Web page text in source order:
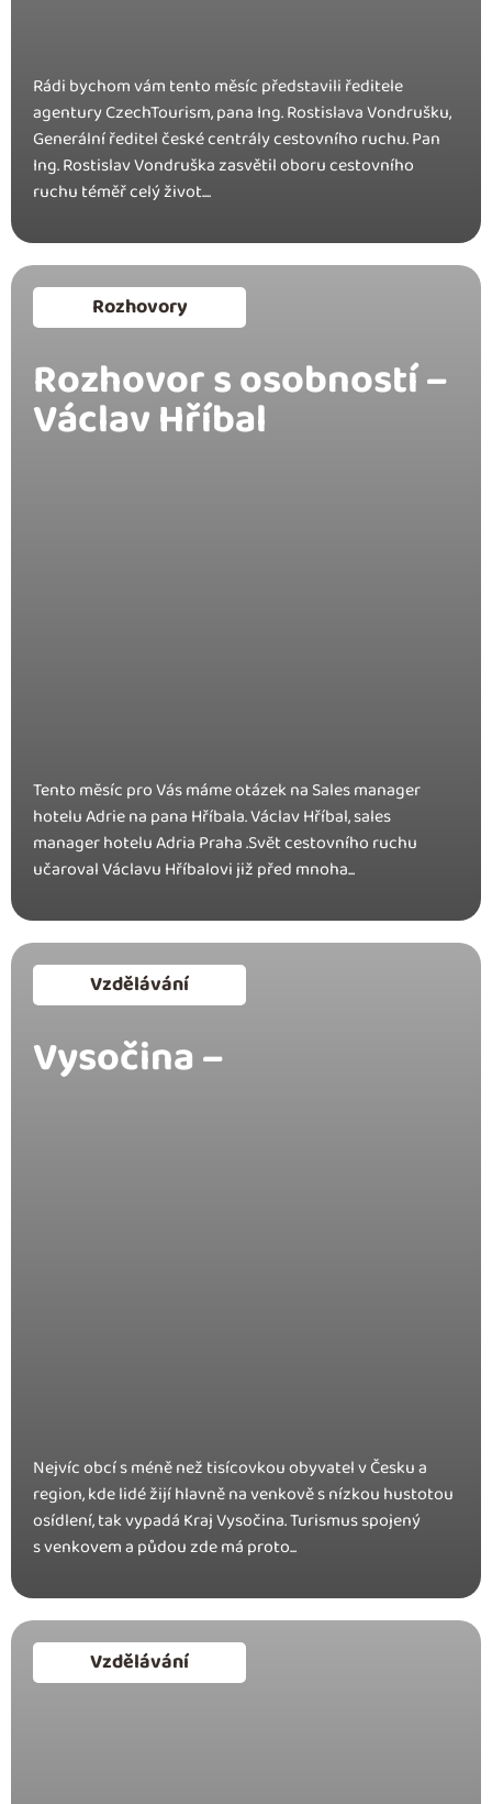
Rádi bychom vám tento měsíc představili ředitele
agentury CzechTourism, pana Ing. Rostislava Vondrušku,
Generální ředitel české centrály cestovního ruchu. Pan
Ing. Rostislav Vondruška zasvětil oboru cestovního
ruchu téměř celý život....
Rozhovory
Rozhovor s osobností –
Václav Hříbal
Tento mĕsíc pro Vás máme otázek na Sales manager
hotelu Adrie na pana Hříbala. Václav Hříbal, sales
manager hotelu Adria Praha .Svĕt cestovního ruchu
učaroval Václavu Hříbalovi již před mnoha...
Vzdělávání
Vysočina –
Nejvíc obcí s méně než tisícovkou obyvatel v Česku a
region, kde lidé žijí hlavně na venkově s nízkou hustotou
osídlení, tak vypadá Kraj Vysočina. Turismus spojený
s venkovem a půdou zde má proto...
Vzdělávání